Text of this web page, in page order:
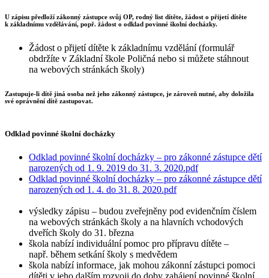
U zápisu předloží zákonný zástupce svůj OP, rodný list dítěte, žádost o přijetí dítěte
k základnímu vzdělávání, popř. žádost o odklad povinné školní docházky.
Žádost o přijetí dítěte k základnímu vzdělání (formulář
obdržíte v Základní škole Poličná nebo si můžete stáhnout
na webových stránkách školy)
Zastupuje-li dítě jiná osoba než jeho zákonný zástupce, je zároveň nutné, aby doložila
své oprávnění dítě zastupovat.
Odklad povinné školní docházky
Odklad povinné školní docházky – pro zákonné zástupce dětí
narozených od 1. 9. 2019 do 31. 3. 2020.pdf
Odklad povinné školní docházky – pro zákonné zástupce dětí
narozených od 1. 4. do 31. 8. 2020.pdf
výsledky zápisu – budou zveřejněny pod evidenčním číslem
na webových stránkách školy a na hlavních vchodových
dveřích školy do 31. března
škola nabízí individuální pomoc pro přípravu dítěte –
např. během setkání školy s medvědem
škola nabízí informace, jak mohou zákonní zástupci pomoci
dítěti v jeho dalším rozvoji do doby zahájení povinné školní